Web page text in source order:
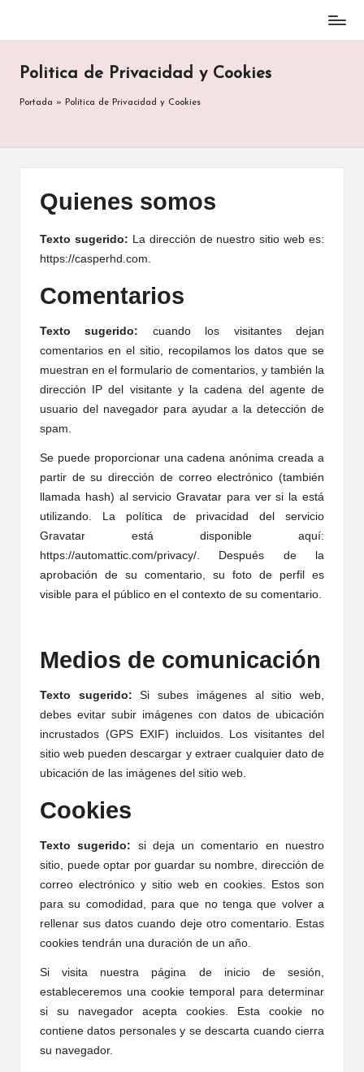
contenido
Información
Politica de Privacidad y Cookies
Portada » Politica de Privacidad y Cookies
Quienes somos
Texto sugerido: La dirección de nuestro sitio web es:
https://casperhd.com.
Comentarios
Texto sugerido: cuando los visitantes dejan
comentarios en el sitio, recopilamos los datos que se
muestran en el formulario de comentarios, y también la
dirección IP del visitante y la cadena del agente de
usuario del navegador para ayudar a la detección de
spam.
Se puede proporcionar una cadena anónima creada a
partir de su dirección de correo electrónico (también
llamada hash) al servicio Gravatar para ver si la está
utilizando. La política de privacidad del servicio
Gravatar está disponible aquí:
https://automattic.com/privacy/. Después de la
aprobación de su comentario, su foto de perfil es
visible para el público en el contexto de su comentario.
Medios de comunicación
Texto sugerido: Si subes imágenes al sitio web,
debes evitar subir imágenes con datos de ubicación
incrustados (GPS EXIF) incluidos. Los visitantes del
sitio web pueden descargar y extraer cualquier dato de
ubicación de las imágenes del sitio web.
Cookies
Texto sugerido: si deja un comentario en nuestro
sitio, puede optar por guardar su nombre, dirección de
correo electrónico y sitio web en cookies. Estos son
para su comodidad, para que no tenga que volver a
rellenar sus datos cuando deje otro comentario. Estas
cookies tendrán una duración de un año.
Si visita nuestra página de inicio de sesión,
estableceremos una cookie temporal para determinar
si su navegador acepta cookies. Esta cookie no
contiene datos personales y se descarta cuando cierra
su navegador.